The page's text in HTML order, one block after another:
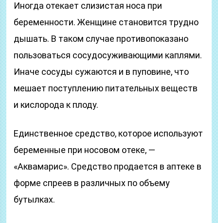
Иногда отекает слизистая носа при
беременности. Женщине становится трудно
дышать. В таком случае противопоказано
пользоваться сосудосуживающими каплями.
Иначе сосуды сужаются и в пуповине, что
мешает поступлению питательных веществ
и кислорода к плоду.
Единственное средство, которое используют
беременные при носовом отеке, —
«Аквамарис». Средство продается в аптеке в
форме спреев в различных по объему
бутылках.